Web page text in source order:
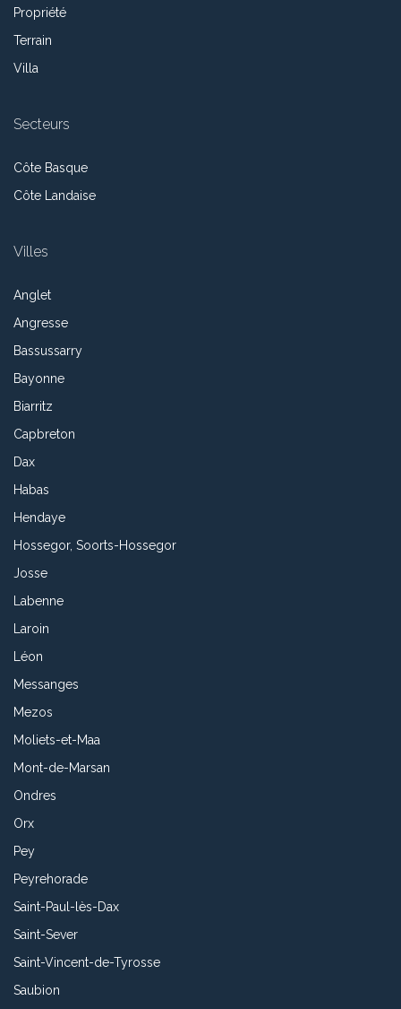
Propriété
Terrain
Villa
Secteurs
Côte Basque
Côte Landaise
Villes
Anglet
Angresse
Bassussarry
Bayonne
Biarritz
Capbreton
Dax
Habas
Hendaye
Hossegor, Soorts-Hossegor
Josse
Labenne
Laroin
Léon
Messanges
Mezos
Moliets-et-Maa
Mont-de-Marsan
Ondres
Orx
Pey
Peyrehorade
Saint-Paul-lès-Dax
Saint-Sever
Saint-Vincent-de-Tyrosse
Saubion